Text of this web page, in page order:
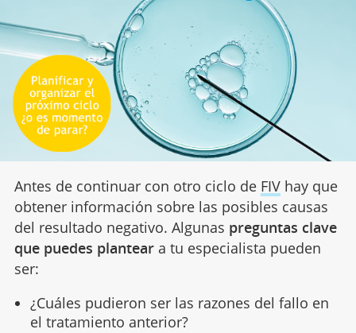
Antes de continuar con otro ciclo de FIVhay que
obtener información sobre las posibles causas
del resultado negativo. Algunas preguntas clave
que puedes planteara tu especialista pueden
ser:
¿Cuáles pudieron ser las razones del fallo en
el tratamiento anterior?